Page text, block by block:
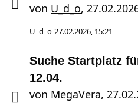
von U_d_o,
U_d_o 27.02.2026, 15:21
Suche Startplatz
12.04.
von MegaVera,